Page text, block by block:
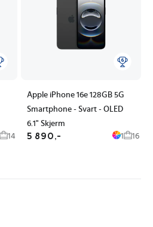
14
Apple iPhone 16e 128GB 5G
Smartphone - Svart - OLED
6.1" Skjerm
5 890,- 1 16